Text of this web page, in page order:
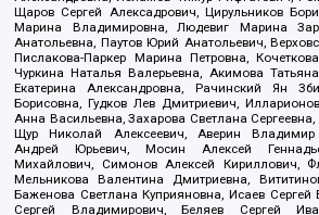
Щаров Сергей Алексадрович, Цирульников
Марина Владимировна, Людевиг Марина
Анатольевна, Паутов Юрий Анатольевич,
Пислакова-Паркер Марина Петровна,
Чуркина Наталья Валерьевна, Акимова
Екатерина Александровна, Рачинский Ян
Борисовна, Гудков Лев Дмитриевич,
Анна Васильевна, Захарова Светлана
Щур Николай Алексеевич, Аверин Владимир
Андрей Юрьевич, Мосин Алексей
Михайлович, Симонов Алексей Кириллович,
Мельникова Валентина Дмитриевна,
Баженова Светлана Куприяновна, Исаев
Сергей Владимирович, Беляев Сергей